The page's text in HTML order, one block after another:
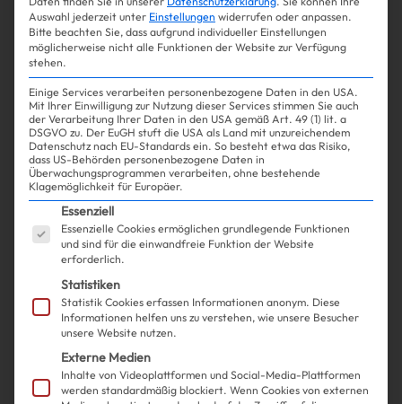
Win Win
Shopping Fashion| 11.02.2025
Kendrick Lamars Céline-
Schlagjeans sorgt für
Schlagzeilen
Auswahl jederzeit unter Einstellungen widerrufen oder anpassen.
Bitte beachten Sie, dass aufgrund individueller Einstellungen
möglicherweise nicht alle Funktionen der Website zur Verfügung
stehen.
Einige Services verarbeiten personenbezogene Daten in den USA.
Mit Ihrer Einwilligung zur Nutzung dieser Services stimmen Sie auch
der Verarbeitung Ihrer Daten in den USA gemäß Art. 49 (1) lit. a
DSGVO zu. Der EuGH stuft die USA als Land mit unzureichendem
Datenschutz nach EU-Standards ein. So besteht etwa das Risiko,
dass US-Behörden personenbezogene Daten in
Überwachungsprogrammen verarbeiten, ohne bestehende
Klagemöglichkeit für Europäer.
Es folgt eine Liste der Service-Gruppen, für die
Essenziell
Essenzielle Cookies ermöglichen grundlegende Funktionen
und sind für die einwandfreie Funktion der Website
erforderlich.
Statistiken
Statistik Cookies erfassen Informationen anonym. Diese
Informationen helfen uns zu verstehen, wie unsere Besucher
unsere Website nutzen.
Externe Medien
Inhalte von Videoplattformen und Social-Media-Plattformen
werden standardmäßig blockiert. Wenn Cookies von externen